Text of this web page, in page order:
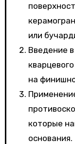
или
Введение
на
которые
основания.